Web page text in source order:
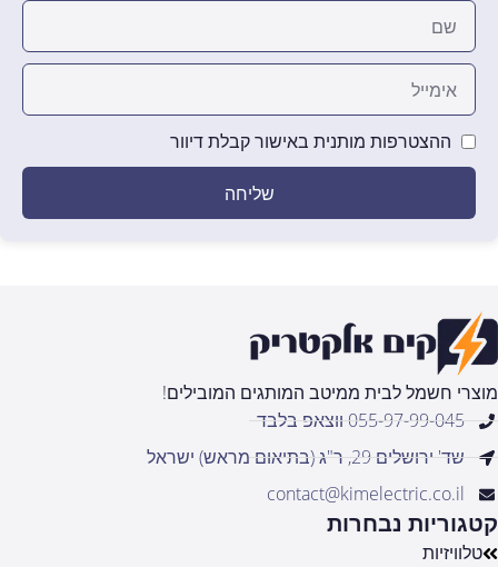
ההצטרפות מותנית באישור קבלת דיוור
שליחה
מוצרי חשמל לבית ממיטב המותגים המובילים!
055-97-99-045 ווצאפ בלבד
שד' ירושלים 29, ר"ג (בתיאום מראש) ישראל
contact@kimelectric.co.il
קטגוריות נבחרות
טלוויזיות